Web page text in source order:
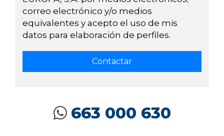
correo electrónico y/o medios
equivalentes y acepto el uso de mis
datos para elaboración de perfiles.
663 000 630